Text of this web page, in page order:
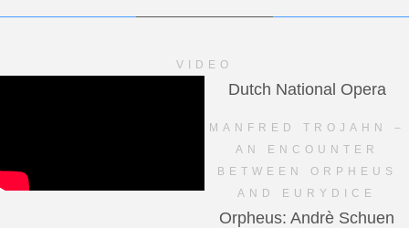
VIDEO
Dutch National Opera
MANFRED TROJAHN –
AN ENCOUNTER
BETWEEN ORPHEUS
AND EURYDICE
Orpheus: Andrè Schuen